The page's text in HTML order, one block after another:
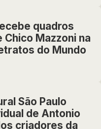
quadros
Chico Mazzoni na
do Mundo
São Paulo
de Antonio
criadores da